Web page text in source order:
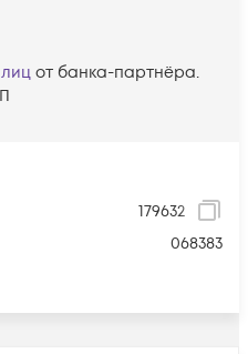
179632
068383
от банка-партнёра.